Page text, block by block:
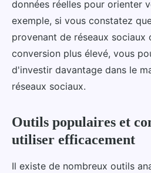
données réelles pour orienter
exemple, si vous constatez
provenant de réseaux sociaux
conversion plus élevé, vous
d'investir davantage dans le
réseaux sociaux.
Outils populaires et
utiliser efficacement
Il existe de nombreux outils